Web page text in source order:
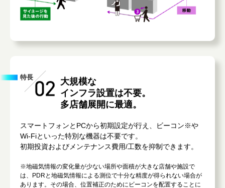
特長
大規模な
インフラ設置は不要。
多店舗展開に最適。
スマートフォンとPCから初期設定が行え、ビーコン※や
Wi-Fiといった特別な機器は不要です。
初期投資およびメンテナンス費用/工数を抑制できます。
※地磁気情報の変化量が少ない場所や面積が大きな店舗や施設で
は、PDRと地磁気情報による測位で十分な精度が得られない場合が
あります。その場合、位置補正のためにビーコンを配置することに